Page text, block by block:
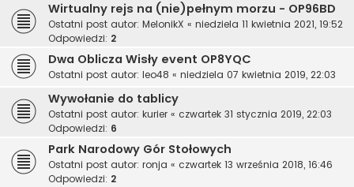
Wirtualny rejs na (nie)pełnym morzu - OP96BD
Ostatni post autor: MelonikX « niedziela 11 kwietnia 2021, 19:52
Odpowiedzi: 2
Dwa Oblicza Wisły event OP8YQC
Ostatni post autor: leo48 « niedziela 07 kwietnia 2019, 22:03
Wywołanie do tablicy
Ostatni post autor: kurier « czwartek 31 stycznia 2019, 22:03
Odpowiedzi: 6
Park Narodowy Gór Stołowych
Ostatni post autor: ronja « czwartek 13 września 2018, 16:46
Odpowiedzi: 2